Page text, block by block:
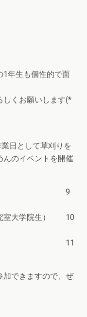
1年生も個性的で面
しくお願いします(*
日として草刈りを
のイベントを開催
始 9
究室大学院生） 10
ん 11
加できますので、ぜ